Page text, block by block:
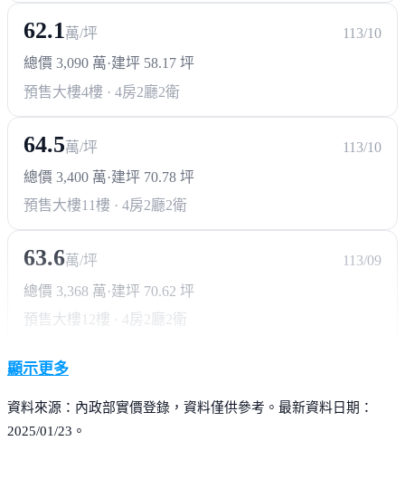
62.1萬/坪
113/10
總價 3,090 萬·建坪 58.17 坪
預售大樓4樓 · 4房2廳2衛
64.5萬/坪
113/10
總價 3,400 萬·建坪 70.78 坪
預售大樓11樓 · 4房2廳2衛
63.6萬/坪
113/09
總價 3,368 萬 ·建坪 70.62 坪
預售大樓 12樓 · 4房2廳2衛
顯示更多
資料來源：內政部實價登錄，資料僅供參考。最新資料日期：
2025/01/23。